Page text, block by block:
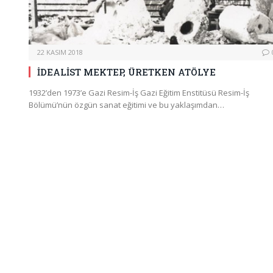
22 KASIM 2018
İDEALİST MEKTEP, ÜRETKEN ATÖLYE
1932’den 1973’e Gazi Resim-İş Gazi Eğitim Enstitüsü Resim-İş
Bölümü’nün özgün sanat eğitimi ve bu yaklaşımdan…